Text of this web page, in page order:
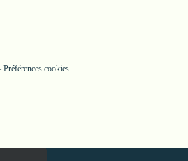
Préférences cookies